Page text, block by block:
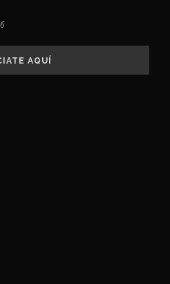
AQUÍ